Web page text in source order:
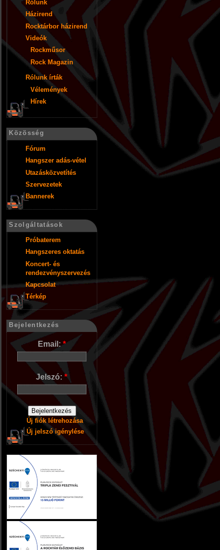
Rólunk
Házirend
Rocktárbor házirend
Videók
Rockműsor
Rock Magazin
Rólunk írták
Vélemények
Hírek
Közösség
Fórum
Hangszer adás-vétel
Utazásközvetítés
Szervezetek
Bannerek
Szolgáltatások
Próbaterem
Hangszeres oktatás
Koncert- és
rendezvényszervezés
Kapcsolat
Térkép
Bejelentkezés
Email:*
Jelszó:*
Új fiók létrehozása
Új jelszó igénylése